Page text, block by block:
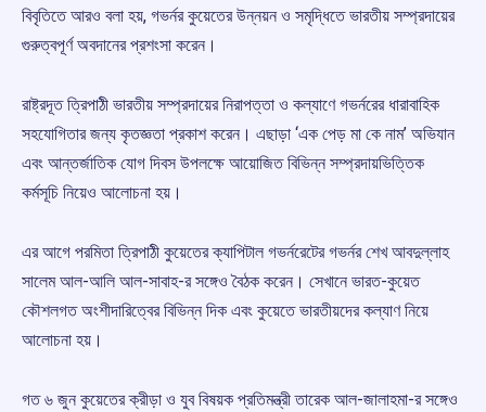
বিবৃতিতে আরও বলা হয়, গভর্নর কুয়েতের উন্নয়ন ও সমৃদ্ধিতে ভারতীয় সম্প্রদায়ের
গুরুত্বপূর্ণ অবদানের প্রশংসা করেন।
রাষ্ট্রদূত ত্রিপাঠী ভারতীয় সম্প্রদায়ের নিরাপত্তা ও কল্যাণে গভর্নরের ধারাবাহিক
সহযোগিতার জন্য কৃতজ্ঞতা প্রকাশ করেন। এছাড়া ‘এক পেড় মা কে নাম’ অভিযান
এবং আন্তর্জাতিক যোগ দিবস উপলক্ষে আয়োজিত বিভিন্ন সম্প্রদায়ভিত্তিক
কর্মসূচি নিয়েও আলোচনা হয়।
এর আগে পরমিতা ত্রিপাঠী কুয়েতের ক্যাপিটাল গভর্নরেটের গভর্নর শেখ আবদুল্লাহ
সালেম আল-আলি আল-সাবাহ-র সঙ্গেও বৈঠক করেন। সেখানে ভারত-কুয়েত
কৌশলগত অংশীদারিত্বের বিভিন্ন দিক এবং কুয়েতে ভারতীয়দের কল্যাণ নিয়ে
আলোচনা হয়।
গত ৬ জুন কুয়েতের ক্রীড়া ও যুব বিষয়ক প্রতিমন্ত্রী তারেক আল-জালাহমা-র সঙ্গেও